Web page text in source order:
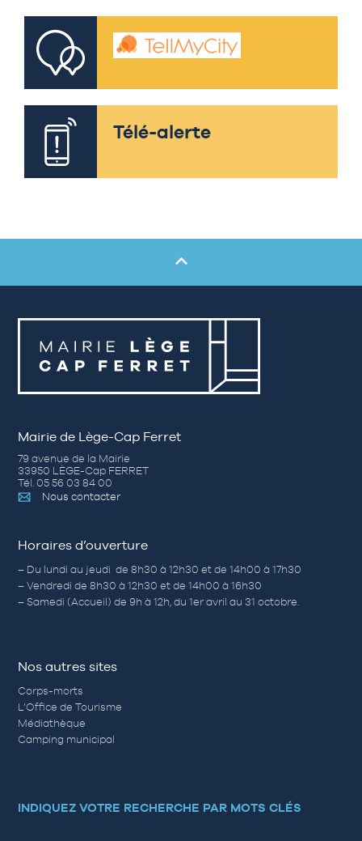
Télé-alerte
Mairie de Lège-Cap Ferret
79 avenue de la Mairie
33950 LÈGE-Cap FERRET
Tél. 05 56 03 84 00
Nous contacter
Horaires d’ouverture
– Du lundi au jeudi de 8h30 à 12h30 et de 14h00 à 17h30
– Vendredi de 8h30 à 12h30 et de 14h00 à 16h30
– Samedi (Accueil) de 9h à 12h, du 1er avril au 31 octobre.
Nos autres sites
Corps-morts
L’Office de Tourisme
Médiathèque
Camping municipal
INDIQUEZ VOTRE RECHERCHE PAR MOTS CLÉS